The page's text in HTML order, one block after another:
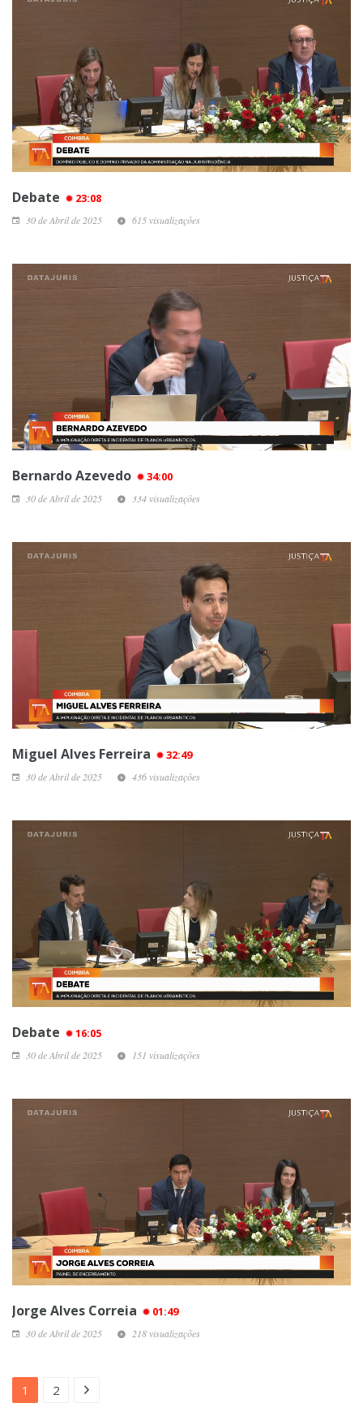
Debate 23:08
30 de Abril de 2025 615 visualizações
Bernardo Azevedo 34:00
30 de Abril de 2025 334 visualizações
Miguel Alves Ferreira 32:49
30 de Abril de 2025 436 visualizações
Debate 16:05
30 de Abril de 2025 151 visualizações
Jorge Alves Correia 01:49
30 de Abril de 2025 218 visualizações
1 2